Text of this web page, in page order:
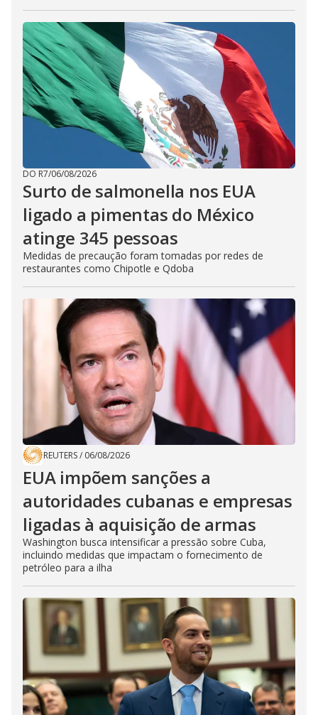
DO R7/06/08/2026
Surto de salmonella nos EUA
ligado a pimentas do México
atinge 345 pessoas
Medidas de precaução foram tomadas por redes de
restaurantes como Chipotle e Qdoba
REUTERS/ 06/08/2026
EUA impõem sanções a
autoridades cubanas e empresas
ligadas à aquisição de armas
Washington busca intensificar a pressão sobre Cuba,
incluindo medidas que impactam o fornecimento de
petróleo para a ilha